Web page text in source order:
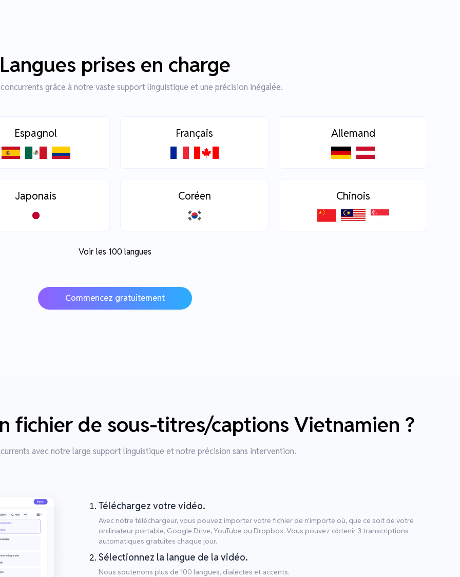
Langues prises en charge
grâce à notre vaste support linguistique et une précision inégalée.
Espagnol Français Allemand
Japonais Coréen Chinois
Voir les 100 langues
Commencez gratuitement
fichier de sous-titres/captions Vietnamien ?
avec notre large support linguistique et notre précision sans intervention.
Téléchargez votre vidéo.
Avec notre téléchargeur, vous pouvez importer votre fichier de n'importe où, que ce soit de votre
ordinateur portable, Google Drive, YouTube ou Dropbox. Vous pouvez obtenir 3 transcriptions
automatiques gratuites chaque jour.
Sélectionnez la langue de la vidéo.
Nous soutenons plus de 100 langues, dialectes et accents.